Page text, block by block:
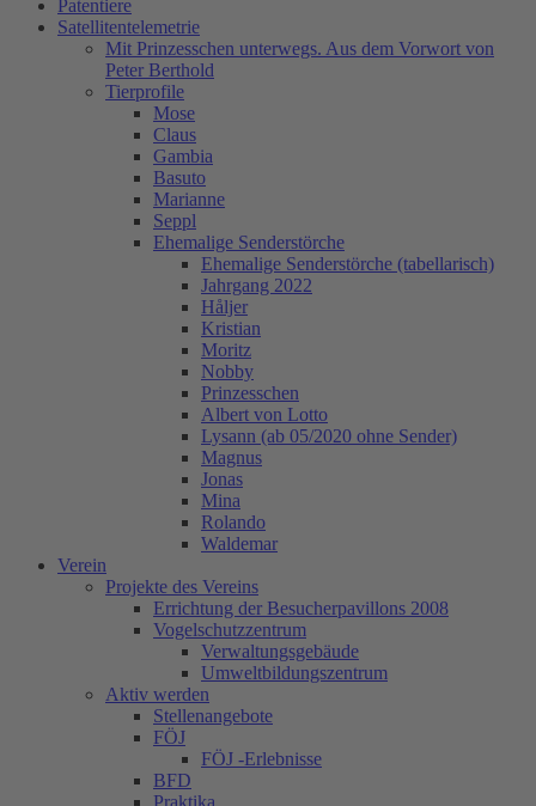
Patentiere
Satellitentelemetrie
Mit Prinzesschen unterwegs. Aus dem Vorwort von
Peter Berthold
Tierprofile
Mose
Claus
Gambia
Basuto
Marianne
Seppl
Ehemalige Senderstörche
Ehemalige Senderstörche (tabellarisch)
Jahrgang 2022
Håljer
Kristian
Moritz
Nobby
Prinzesschen
Albert von Lotto
Lysann (ab 05/2020 ohne Sender)
Magnus
Jonas
Mina
Rolando
Waldemar
Verein
Projekte des Vereins
Errichtung der Besucherpavillons 2008
Vogelschutzzentrum
Verwaltungsgebäude
Umweltbildungszentrum
Aktiv werden
Stellenangebote
FÖJ
FÖJ -Erlebnisse
BFD
Praktika